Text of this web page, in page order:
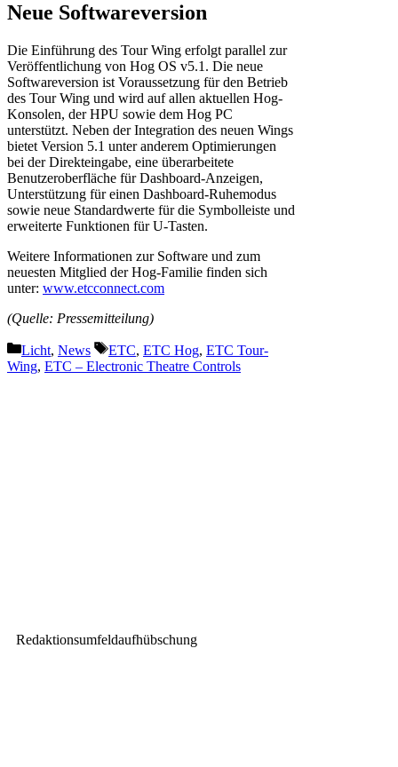
Neue Softwareversion
Die Einführung des Tour Wing erfolgt parallel zur
Veröffentlichung von Hog OS v5.1. Die neue
Softwareversion ist Voraussetzung für den Betrieb
des Tour Wing und wird auf allen aktuellen Hog-
Konsolen, der HPU sowie dem Hog PC
unterstützt. Neben der Integration des neuen Wings
bietet Version 5.1 unter anderem Optimierungen
bei der Direkteingabe, eine überarbeitete
Benutzeroberfläche für Dashboard-Anzeigen,
Unterstützung für einen Dashboard-Ruhemodus
sowie neue Standardwerte für die Symbolleiste und
erweiterte Funktionen für U-Tasten.
Weitere Informationen zur Software und zum
neuesten Mitglied der Hog-Familie finden sich
unter: www.etcconnect.com
(Quelle: Pressemitteilung)
Kategorien
Licht, News Schlagwörter
ETC, ETC Hog, ETC Tour-
Wing, ETC – Electronic Theatre Controls
Redaktionsumfeldaufhübschung